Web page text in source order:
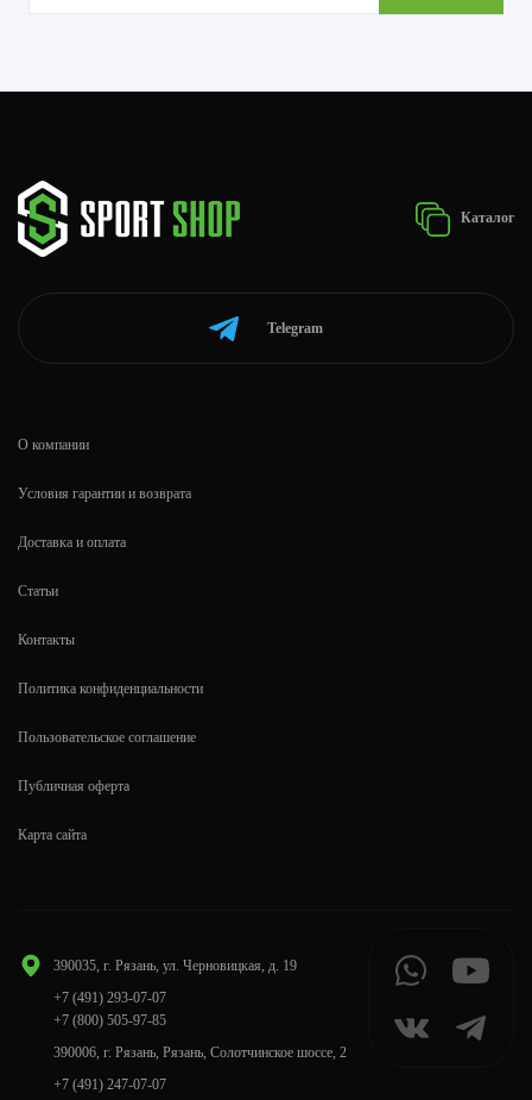
Каталог
Telegram
390035, г. Рязань, ул. Черновицкая, д. 19
+7 (491) 293-07-07
+7 (800) 505-97-85
390006, г. Рязань, Рязань, Солотчинское шоссе, 2
+7 (491) 247-07-07
О компании
Условия гарантии и возврата
Доставка и оплата
Статьи
Контакты
Политика конфиденциальности
Пользовательское соглашение
Публичная оферта
Карта сайта